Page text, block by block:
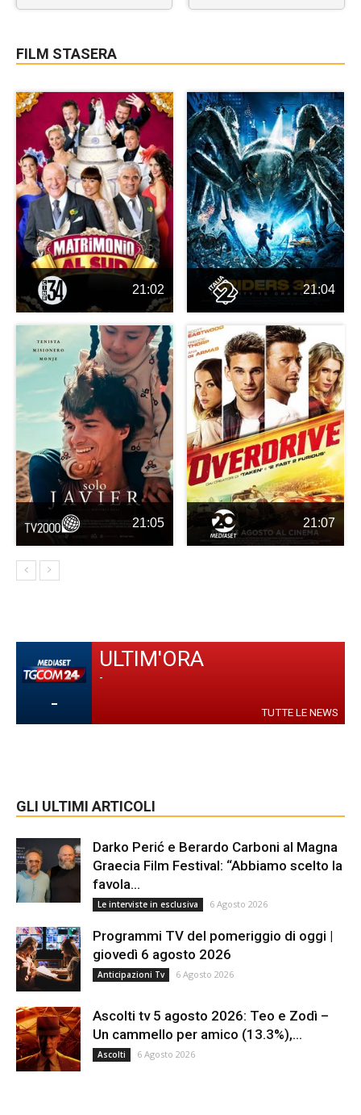
FILM STASERA
21:02 21:04
21:05 21:07
-
ULTIM'ORA
-
TUTTE LE NEWS
GLI ULTIMI ARTICOLI
Darko Perić e Berardo Carboni al Magna
Graecia Film Festival: “Abbiamo scelto la
favola...
Le interviste in esclusiva 6 Agosto 2026
Programmi TV del pomeriggio di oggi |
giovedì 6 agosto 2026
Anticipazioni Tv 6 Agosto 2026
Ascolti tv 5 agosto 2026: Teo e Zodì –
Un cammello per amico (13.3%),...
Ascolti 6 Agosto 2026